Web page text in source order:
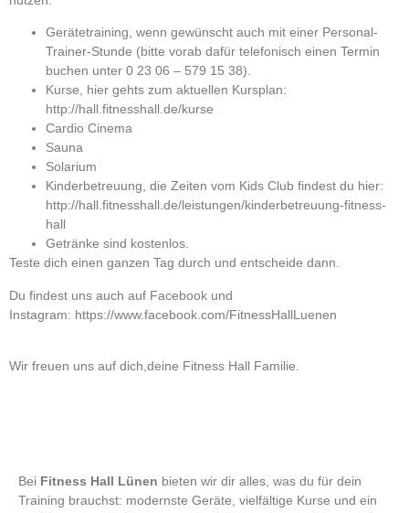
Gerätetraining, wenn gewünscht auch mit einer Personal-
Trainer-Stunde (bitte vorab dafür telefonisch einen Termin
buchen unter 0 23 06 – 579 15 38).
Kurse, hier gehts zum aktuellen Kursplan:
http://hall.fitnesshall.de/kurse
Cardio Cinema
Sauna
Solarium
Kinderbetreuung, die Zeiten vom Kids Club findest du hier:
http://hall.fitnesshall.de/leistungen/kinderbetreuung-fitness-
hall
Getränke sind kostenlos.
Teste dich einen ganzen Tag durch und entscheide dann.
Du findest uns auch auf Facebook und
Instagram: https://www.facebook.com/FitnessHallLuenen
Wir freuen uns auf dich,deine Fitness Hall Familie.
Bei Fitness Hall Lünen bieten wir dir alles, was du für dein
Training brauchst: modernste Geräte, vielfältige Kurse und ein